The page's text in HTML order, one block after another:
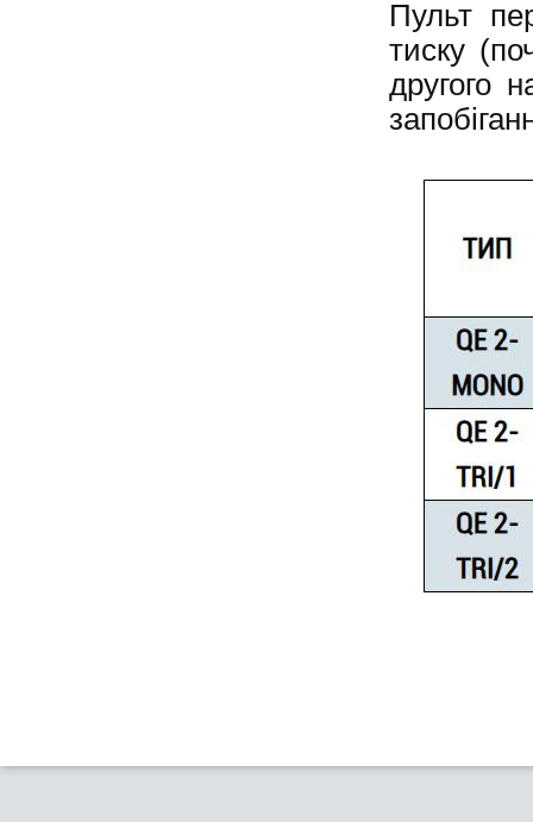
Пульт
тиску
другого